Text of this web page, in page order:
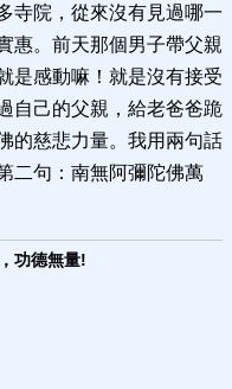
寺院，從來沒有見過哪一
惠。前天那個男子帶父親
是感動嘛！就是沒有接受
自己的父親，給老爸爸跪
的慈悲力量。我用兩句話
二句：南無阿彌陀佛萬
功德無量!